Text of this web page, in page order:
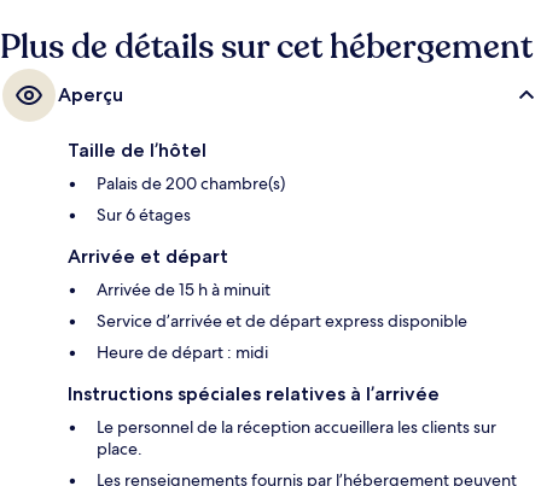
marche : Station de métro Kléber est à quelques pas et Station de
métro Boissière se trouve à 7 minutes.
Plus de détails sur cet hébergement
Aperçu
Taille de l’hôtel
Palais de 200 chambre(s)
Sur 6 étages
Arrivée et départ
Arrivée de 15 h à minuit
Service d’arrivée et de départ express disponible
Heure de départ : midi
Instructions spéciales relatives à l’arrivée
Le personnel de la réception accueillera les clients sur
place.
Les renseignements fournis par l’hébergement peuvent